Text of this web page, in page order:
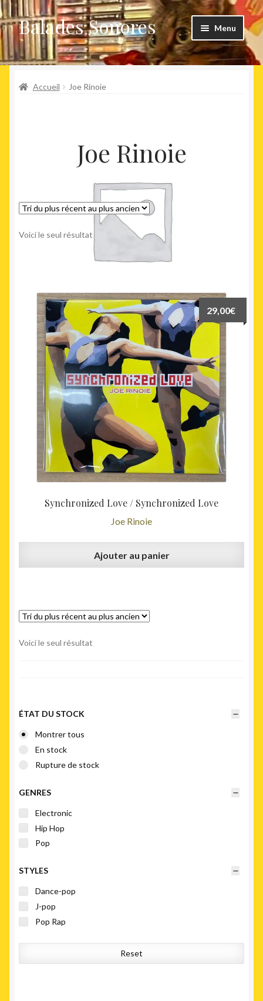
Aller
à
la
navigation
Aller
au
contenu
Balades Sonores Menu
Boutique
Nouveaux arrivages
Accueil Joe Rinoie
Joe Rinoie
Voici le seul résultat
Synchronized Love / Synchronized Love
Joe Rinoie
29,00€
Ajouter au panier
Voici le seul résultat
ÉTAT DU STOCK
Montrer tous
En stock
Rupture de stock
GENRES
Electronic
Hip Hop
Pop
STYLES
Dance-pop
J-pop
Pop Rap
Reset